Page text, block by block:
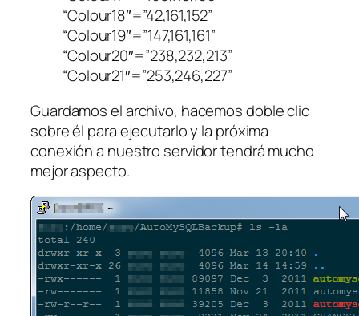
“Colour18″=”42,161,152”
“Colour19″=”147,161,161”
“Colour20″=”238,232,213”
“Colour21″=”253,246,227”
Guardamos el archivo, hacemos doble clic
sobre él para ejecutarlo y la próxima
conexión a nuestro servidor tendrá mucho
mejor aspecto.